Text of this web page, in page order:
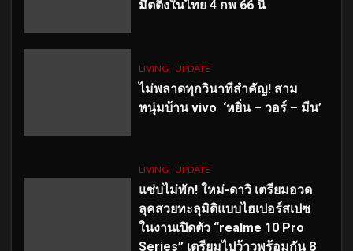
มีตติ้งในไทย 4 กพ 66 นี้
LIVING UPDATE
ไม่พลาดทุกวินาทีสำคัญ! สาม
หนุ่มบ้าน vivo ‘หยิ่น – วอร์ – มีน’
LIVING UPDATE
แซ่บไม่พัก! ใหม่-ดาวิ เตรียมอวด
ลุคสวยทะลุมิติแบบไฮเปอร์สเปซ
ในงานเปิดตัว “realme 10 Pro
Series” เตรียมไปว้าวพร้อมกัน 8